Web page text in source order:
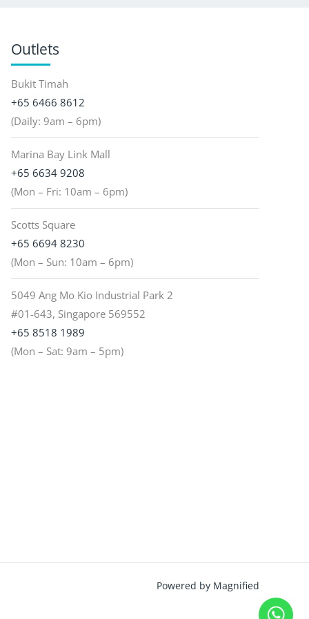
Outlets
Bukit Timah
+65 6466 8612
(Daily: 9am – 6pm)
Marina Bay Link Mall
+65 6634 9208
(Mon – Fri: 10am – 6pm)
Scotts Square
+65 6694 8230
(Mon – Sun: 10am – 6pm)
5049 Ang Mo Kio Industrial Park 2
#01-643, Singapore 569552
+65 8518 1989
(Mon – Sat: 9am – 5pm)
Powered by Magnified